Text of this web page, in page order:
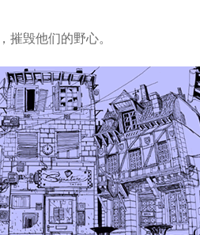
毁他们的野心。